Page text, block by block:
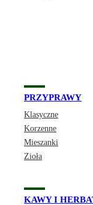
PRZYPRAWY
Klasyczne
Korzenne
Mieszanki
Zioła
KAWY I